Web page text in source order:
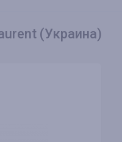
(Украина)